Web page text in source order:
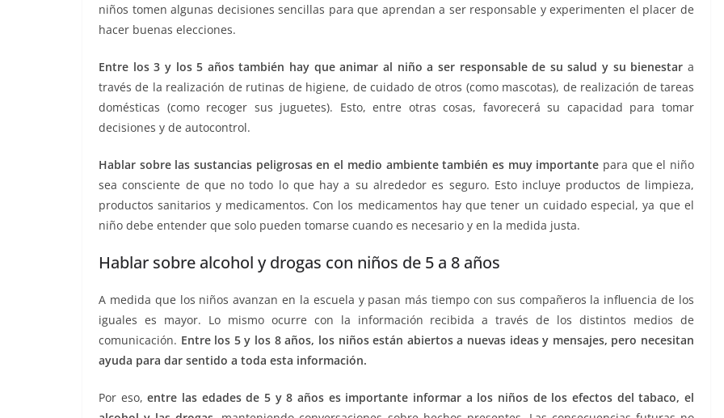
niños tomen algunas decisiones sencillas para que aprendan a ser responsable y experimenten el placer de
hacer buenas elecciones.
Entre los 3 y los 5 años también hay que animar al niño a ser responsable de su salud y su bienestar a
través de la realización de rutinas de higiene, de cuidado de otros (como mascotas), de realización de tareas
domésticas (como recoger sus juguetes). Esto, entre otras cosas, favorecerá su capacidad para tomar
decisiones y de autocontrol.
Hablar sobre las sustancias peligrosas en el medio ambiente también es muy importante para que el niño
sea consciente de que no todo lo que hay a su alrededor es seguro. Esto incluye productos de limpieza,
productos sanitarios y medicamentos. Con los medicamentos hay que tener un cuidado especial, ya que el
niño debe entender que solo pueden tomarse cuando es necesario y en la medida justa.
Hablar sobre alcohol y drogas con niños de 5 a 8 años
A medida que los niños avanzan en la escuela y pasan más tiempo con sus compañeros la influencia de los
iguales es mayor. Lo mismo ocurre con la información recibida a través de los distintos medios de
comunicación. Entre los 5 y los 8 años, los niños están abiertos a nuevas ideas y mensajes, pero necesitan
ayuda para dar sentido a toda esta información.
Por eso,entre las edades de 5 y 8 años es importante informar a los niños de los efectos del tabaco, el